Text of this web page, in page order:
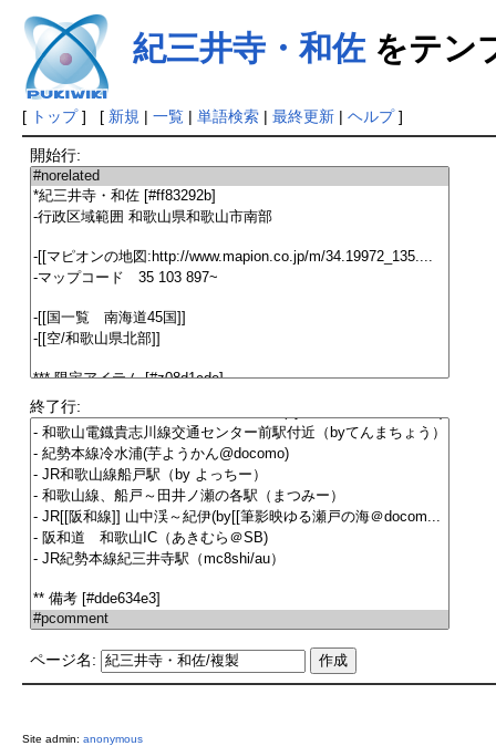
紀三井寺・和佐をテン
[ トップ] [ 新規 | 一覧| 単語検索| 最終更新| ヘルプ]
開始行:
終了行:
ページ名:
Site admin: anonymous